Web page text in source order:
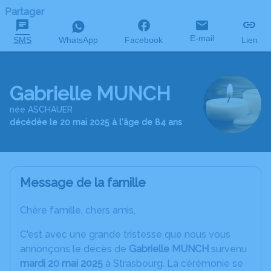
Partager
SMS WhatsApp Facebook E-mail Lien
Gabrielle MUNCH
née ASCHAUER
décédée le 20 mai 2025 à l'âge de 84 ans
Message de la famille
Chère famille, chers amis,
C'est avec une grande tristesse que nous vous
annonçons le décès de Gabrielle MUNCH survenu
mardi 20 mai 2025 à Strasbourg. La cérémonie se